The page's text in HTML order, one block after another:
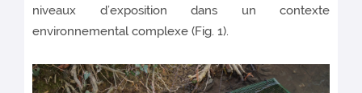
niveaux d’exposition dans un contexte
environnemental complexe (Fig. 1).